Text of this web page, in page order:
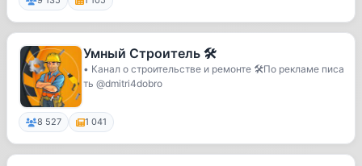
Умный Строитель 🛠
• Канал о строительстве и ремонте 🛠По рекламе писа
ть @dmitri4dobro
8 527 1 041